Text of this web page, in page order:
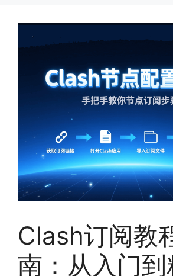
Clash订阅教
南：从入门到